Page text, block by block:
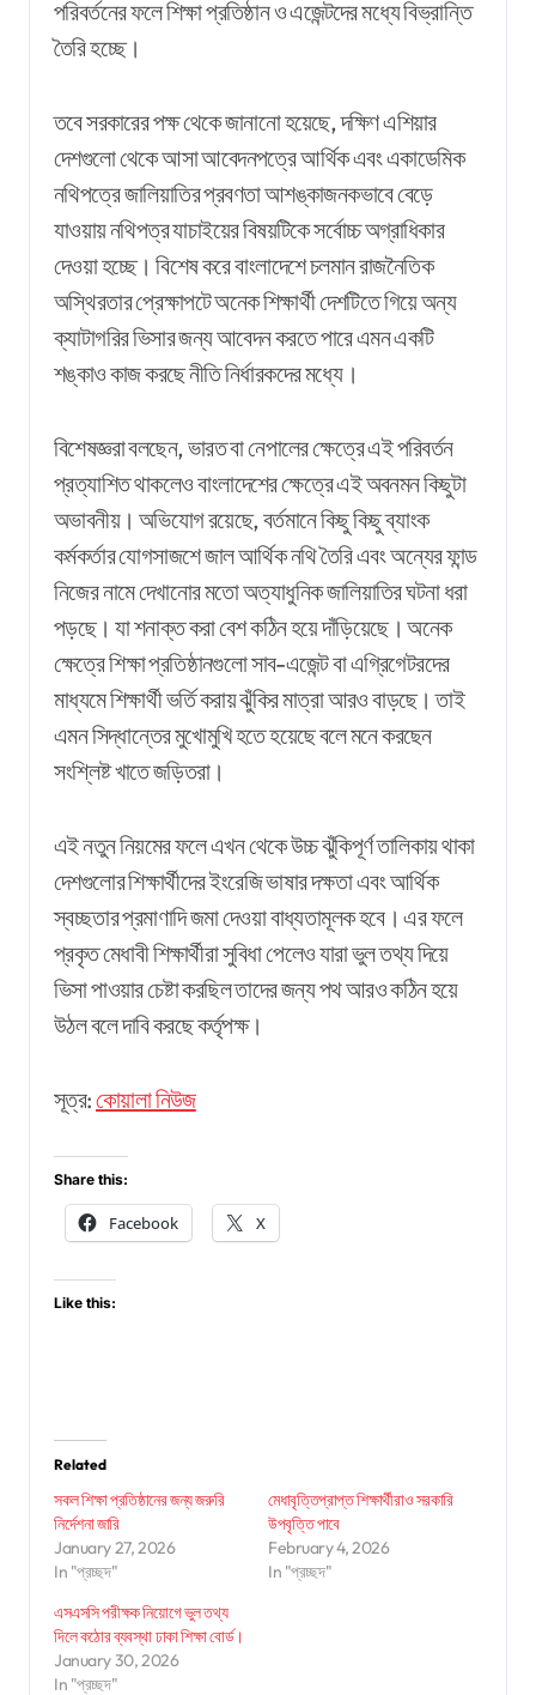
পরিবর্তনের ফলে শিক্ষা প্রতিষ্ঠান ও এজেন্টদের মধ্যে বিভ্রান্তি
তৈরি হচ্ছে।
তবে সরকারের পক্ষ থেকে জানানো হয়েছে, দক্ষিণ এশিয়ার
দেশগুলো থেকে আসা আবেদনপত্রে আর্থিক এবং একাডেমিক
নথিপত্রে জালিয়াতির প্রবণতা আশঙ্কাজনকভাবে বেড়ে
যাওয়ায় নথিপত্র যাচাইয়ের বিষয়টিকে সর্বোচ্চ অগ্রাধিকার
দেওয়া হচ্ছে। বিশেষ করে বাংলাদেশে চলমান রাজনৈতিক
অস্থিরতার প্রেক্ষাপটে অনেক শিক্ষার্থী দেশটিতে গিয়ে অন্য
ক্যাটাগরির ভিসার জন্য আবেদন করতে পারে এমন একটি
শঙ্কাও কাজ করছে নীতি নির্ধারকদের মধ্যে।
বিশেষজ্ঞরা বলছেন, ভারত বা নেপালের ক্ষেত্রে এই পরিবর্তন
প্রত্যাশিত থাকলেও বাংলাদেশের ক্ষেত্রে এই অবনমন কিছুটা
অভাবনীয়। অভিযোগ রয়েছে, বর্তমানে কিছু কিছু ব্যাংক
কর্মকর্তার যোগসাজশে জাল আর্থিক নথি তৈরি এবং অন্যের ফান্ড
নিজের নামে দেখানোর মতো অত্যাধুনিক জালিয়াতির ঘটনা ধরা
পড়ছে। যা শনাক্ত করা বেশ কঠিন হয়ে দাঁড়িয়েছে। অনেক
ক্ষেত্রে শিক্ষা প্রতিষ্ঠানগুলো সাব-এজেন্ট বা এগ্রিগেটরদের
মাধ্যমে শিক্ষার্থী ভর্তি করায় ঝুঁকির মাত্রা আরও বাড়ছে। তাই
এমন সিদ্ধান্তের মুখোমুখি হতে হয়েছে বলে মনে করছেন
সংশ্লিষ্ট খাতে জড়িতরা।
এই নতুন নিয়মের ফলে এখন থেকে উচ্চ ঝুঁকিপূর্ণ তালিকায় থাকা
দেশগুলোর শিক্ষার্থীদের ইংরেজি ভাষার দক্ষতা এবং আর্থিক
স্বচ্ছতার প্রমাণাদি জমা দেওয়া বাধ্যতামূলক হবে। এর ফলে
প্রকৃত মেধাবী শিক্ষার্থীরা সুবিধা পেলেও যারা ভুল তথ্য দিয়ে
ভিসা পাওয়ার চেষ্টা করছিল তাদের জন্য পথ আরও কঠিন হয়ে
উঠল বলে দাবি করছে কর্তৃপক্ষ।
সূত্র:কোয়ালা নিউজ
Share this:
Facebook X
Like this:
Related
সকল শিক্ষা প্রতিষ্ঠানের জন্য জরুরি
নির্দেশনা জারি
January 27, 2026
In "প্রচ্ছদ"
মেধাবৃত্তিপ্রাপ্ত শিক্ষার্থীরাও সরকারি
উপবৃত্তি পাবে
February 4, 2026
In "প্রচ্ছদ"
এসএসসি পরীক্ষক নিয়োগে ভুল তথ্য
দিলে কঠোর ব্যবস্থা ঢাকা শিক্ষা বোর্ড।
January 30, 2026
In "প্রচ্ছদ"